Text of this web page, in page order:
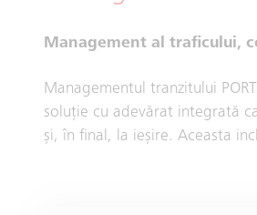
Management al traficului,
Managementul tranzitului
soluție cu adevărat integrată
și, în final, la ieșire. Aceasta